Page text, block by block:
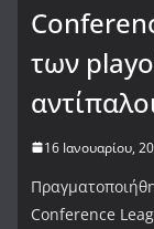
των
16 Ιανουαρίου,
Conference